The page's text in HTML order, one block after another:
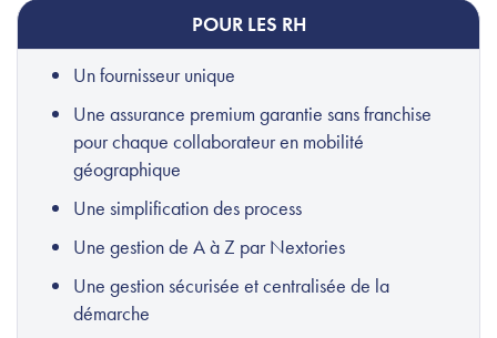
POUR LES RH
Un fournisseur unique
Une assurance premium garantie sans franchise
pour chaque collaborateur en mobilité
géographique
Une simplification des process
Une gestion de A à Z par Nextories
Une gestion sécurisée et centralisée de la
démarche